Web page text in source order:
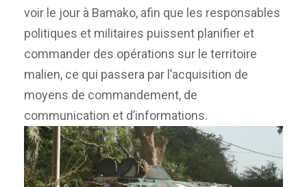
voir le jour à Bamako, afin que les responsables
politiques et militaires puissent planifier et
commander des opérations sur le territoire
malien, ce qui passera par l’acquisition de
moyens de commandement, de
communication et d’informations.